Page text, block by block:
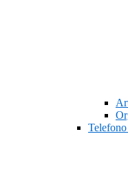
Telefono